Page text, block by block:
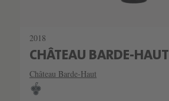
2018
CHÂTEAU BARDE-HAUT
Château Barde-Haut